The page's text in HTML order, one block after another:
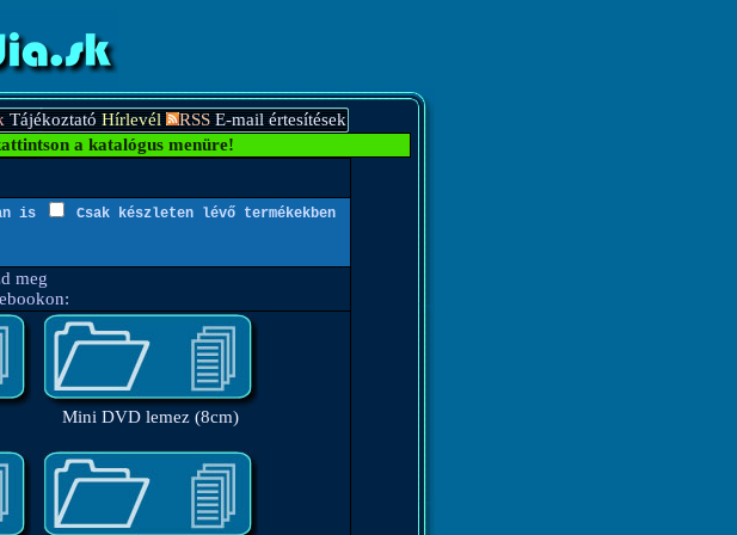
Tájékoztató Hírlevél RSS E-mail értesítések
a katalógus menüre!
is
Csak készleten lévő termékekben
meg
Mini DVD lemez (8cm)